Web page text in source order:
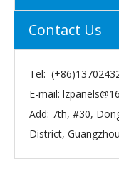
Contact Us
Tel:
E-mail:
Add: 7th, #30,
District,